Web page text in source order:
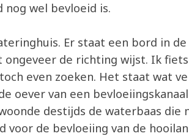
nog wel bevloeid is.
Er staat een bord in
de richting wijst. Ik
even zoeken. Het staat wat
oever van een
destijds de waterbaas die
voor de bevloeiing van de